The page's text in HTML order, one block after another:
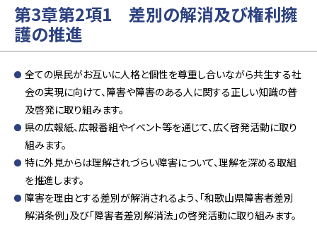
第3章第2項1 差別の解消及び権利擁
護の推進
全ての県民がお互いに人格と個性を尊重し合いながら共生する社
会の実現に向けて、障害や障害のある人に関する正しい知識の普
及啓発に取り組みます。
県の広報紙、広報番組やイベント等を通じて、広く啓発活動に取り
組みます。
特に外見からは理解されづらい障害について、理解を深める取組
を推進します。
障害を理由とする差別が解消されるよう、「和歌山県障害者差別
解消条例」及び「障害者差別解消法」の啓発活動に取り組みます。